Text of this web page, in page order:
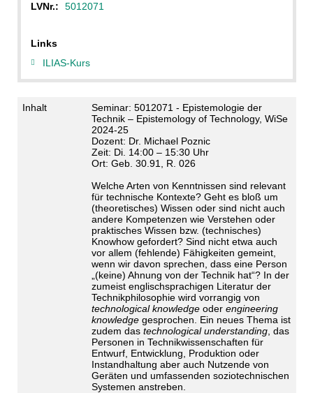
LVNr.:
5012071
Links
ILIAS-Kurs
Inhalt Seminar: 5012071 - Epistemologie der
Technik – Epistemology of Technology, WiSe
2024-25
Dozent: Dr. Michael Poznic
Zeit: Di. 14:00 – 15:30 Uhr
Ort: Geb. 30.91, R. 026
Welche Arten von Kenntnissen sind relevant
für technische Kontexte? Geht es bloß um
(theoretisches) Wissen oder sind nicht auch
andere Kompetenzen wie Verstehen oder
praktisches Wissen bzw. (technisches)
Knowhow gefordert? Sind nicht etwa auch
vor allem (fehlende) Fähigkeiten gemeint,
wenn wir davon sprechen, dass eine Person
„(keine) Ahnung von der Technik hat“? In der
zumeist englischsprachigen Literatur der
Technikphilosophie wird vorrangig von
technological knowledgeoder engineering
knowledgegesprochen. Ein neues Thema ist
zudem das technological understanding, das
Personen in Technikwissenschaften für
Entwurf, Entwicklung, Produktion oder
Instandhaltung aber auch Nutzende von
Geräten und umfassenden soziotechnischen
Systemen anstreben.